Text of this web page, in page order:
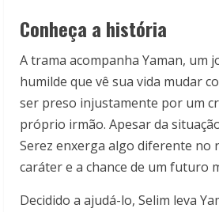
Conheça a história
A trama acompanha Yaman, um
humilde que vê sua vida mudar
ser preso injustamente por um
próprio irmão. Apesar da
Serez enxerga algo diferente no
caráter e a chance de um futuro
Decidido a ajudá-lo, Selim leva